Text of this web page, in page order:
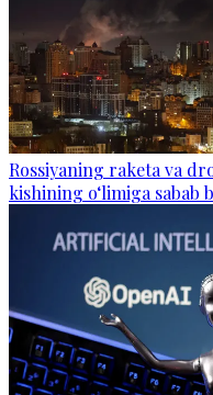
Rossiyaning raketa va
kishining o‘limiga sabab